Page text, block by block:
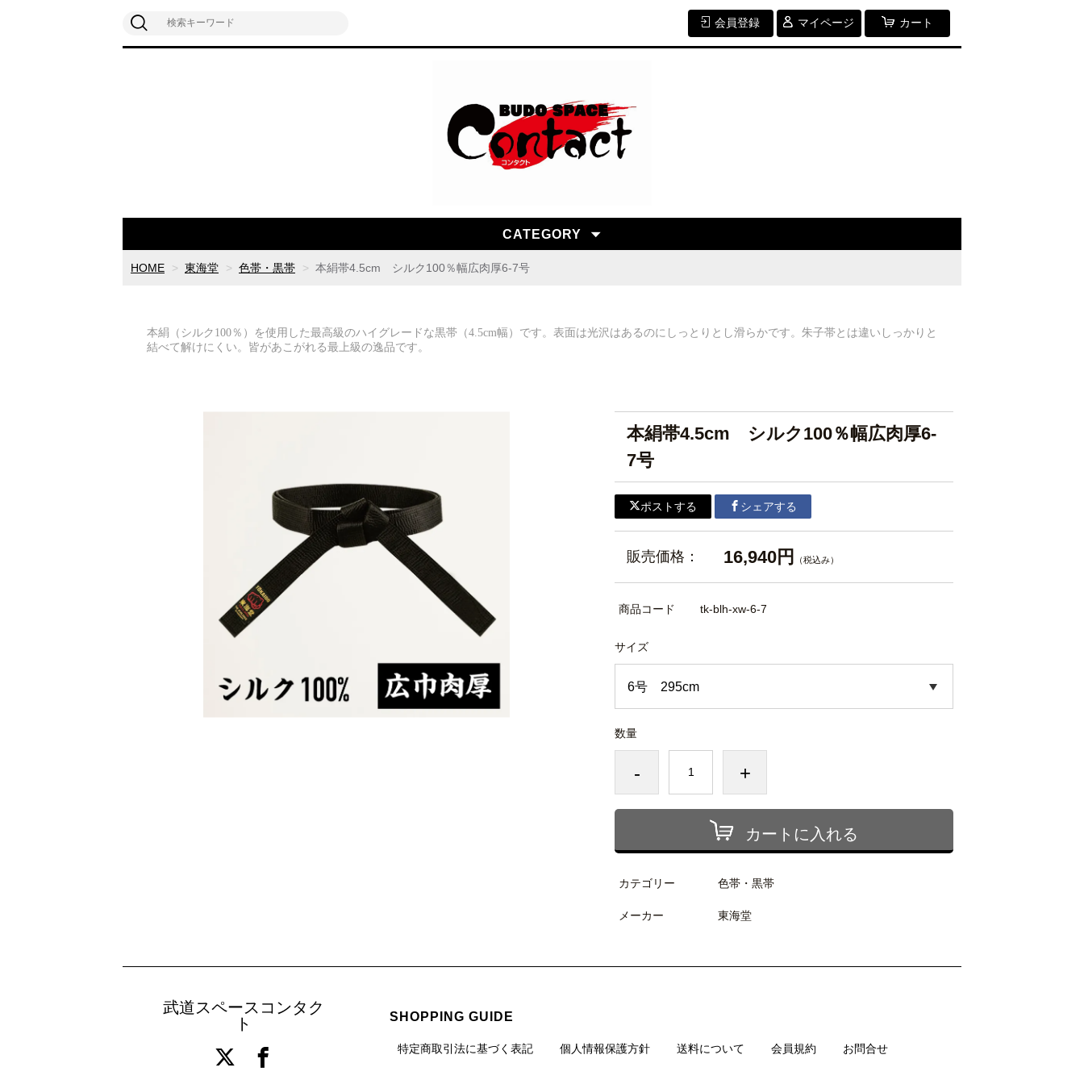
会員登録 マイページ カート
CATEGORY
HOME 東海堂 色帯・黒帯 本絹帯4.5cm シルク100％幅広肉厚6-7号
本絹（シルク100％）を使用した最高級のハイグレードな黒帯（4.5cm幅）です。表面は光沢はあるのにしっとりとし滑らかです。朱子帯とは違いしっかりと
結べて解けにくい。皆があこがれる最上級の逸品です。
本絹帯4.5cm シルク100％幅広肉厚6-
7号
ポストする シェアする
販売価格： 16,940円 （税込み）
商品コード tk-blh-xw-6-7
サイズ
数量
- +
カートに入れる
カテゴリー 色帯・黒帯
メーカー 東海堂
武道スペースコンタク
ト
SHOPPING GUIDE
特定商取引法に基づく表記 個人情報保護方針 送料について 会員規約 お問合せ